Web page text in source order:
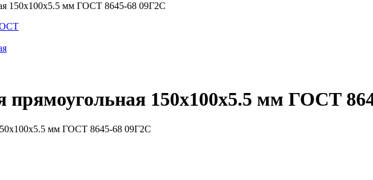
150x100x5.5 мм ГОСТ 8645-68 09Г2С
прямоугольная 150x100x5.5 мм ГОСТ